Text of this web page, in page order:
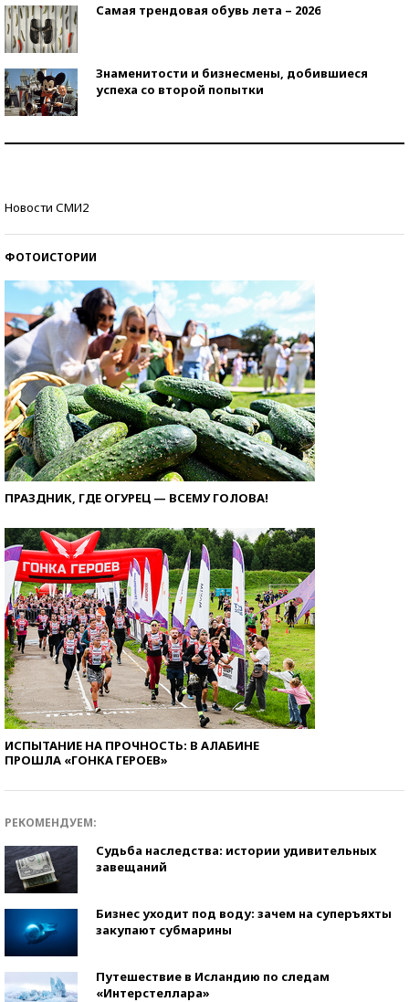
Самая трендовая обувь лета – 2026
Знаменитости и бизнесмены, добившиеся
успеха со второй попытки
Новости СМИ2
ФОТОИСТОРИИ
ПРАЗДНИК, ГДЕ ОГУРЕЦ — ВСЕМУ ГОЛОВА!
ИСПЫТАНИЕ НА ПРОЧНОСТЬ: В АЛАБИНЕ
ПРОШЛА «ГОНКА ГЕРОЕВ»
РЕКОМЕНДУЕМ:
Судьба наследства: истории удивительных
завещаний
Бизнес уходит под воду: зачем на суперъяхты
закупают субмарины
Путешествие в Исландию по следам
«Интерстеллара»